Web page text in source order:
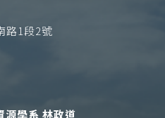
路1段2號
源學系 林政道